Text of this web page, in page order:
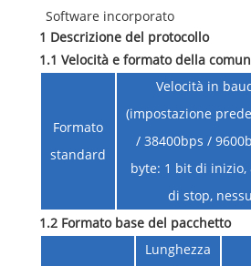
Software incorporato
1 Descrizione del protocollo
1.1 Velocità e formato della
Formato
standard
Velocità in
(impostazione
/ 38400bps /
byte: 1 bit di
di stop,
1.2 Formato base del pacchetto
Lunghezza